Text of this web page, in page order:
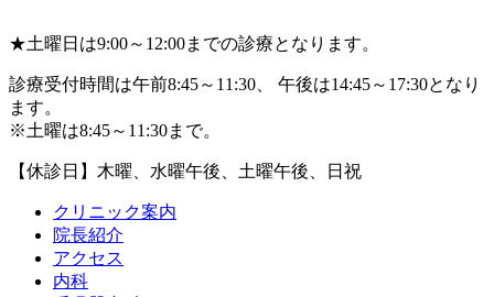
★土曜日は9:00～12:00までの診療となります。
診療受付時間は午前8:45～11:30、 午後は14:45～17:30となり
ます。
※土曜は8:45～11:30まで。
【休診日】木曜、水曜午後、土曜午後、日祝
クリニック案内
院長紹介
アクセス
内科